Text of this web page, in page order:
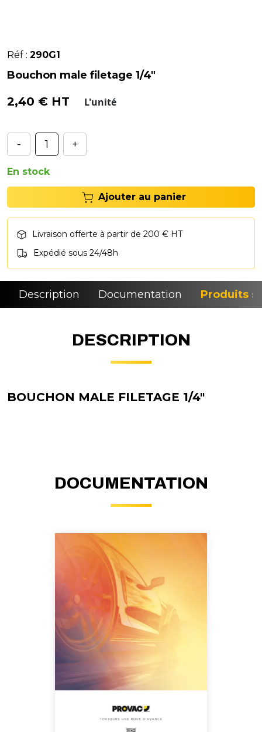
Réf : 290G1
Bouchon male filetage 1/4"
2,40 € HT L'unité
- +
En stock
Ajouter au panier
Livraison offerte à partir de 200 € HT
Expédié sous 24/48h
Description Documentation Produits
DESCRIPTION
BOUCHON MALE FILETAGE 1/4"
DOCUMENTATION